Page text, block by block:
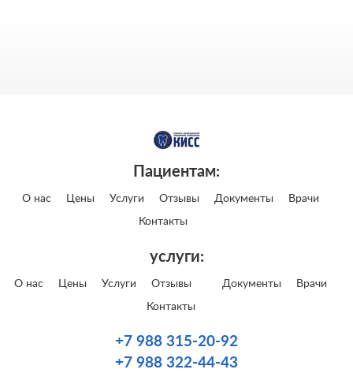
Пациентам:
О нас Цены Услуги Отзывы Документы Врачи
Контакты
услуги:
О нас Цены Услуги Отзывы Документы Врачи
Контакты
+7 988 315-20-92
+7 988 322-44-43